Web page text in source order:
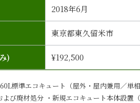
2018年6月
東京都東久留米市
) ¥192,500
標準エコキュート（屋外・屋内兼用／単
よび廃材処分 ・新規エコキュート本体設